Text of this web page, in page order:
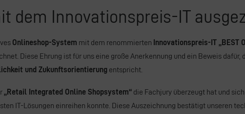
dem Innovationspreis-IT
Onlineshop-System mit dem renommierten Innovationspreis-IT „BEST
Diese Ehrung ist für uns eine große Anerkennung und ein Beweis dafür,
und Zukunftsorientierung entspricht.
„Retail Integrated Online Shopsystem“die Fachjury überzeugt hat und
IT-Lösungen einreihen konnte. Diese Auszeichnung bestätigt unseren